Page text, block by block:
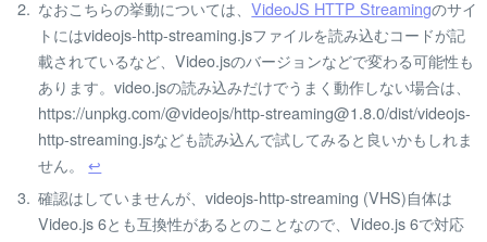
なおこちらの挙動については、VideoJS HTTP Streamingのサイ
トにはvideojs-http-streaming.jsファイルを読み込むコードが記
載されているなど、Video.jsのバージョンなどで変わる可能性も
あります。video.jsの読み込みだけでうまく動作しない場合は、
https://unpkg.com/@videojs/http-streaming@1.8.0/dist/videojs-
http-streaming.jsなども読み込んで試してみると良いかもしれま
せん。↩
確認はしていませんが、videojs-http-streaming (VHS)自体は
Video.js 6とも互換性があるとのことなので、Video.js 6で対応